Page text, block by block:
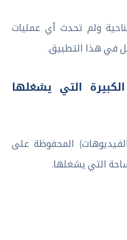
ولم تحدث أي عمليات
في هذا التطبيق.
التي يشغلها
المحفوظة على
التي يشغلها.